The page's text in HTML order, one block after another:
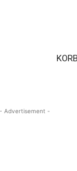
- Advertisement -